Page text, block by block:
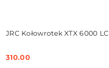
JRC Kołowrotek XTX 6000 LC
Cena:
310.00